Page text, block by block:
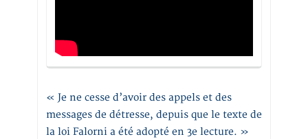
« Je ne cesse d’avoir des appels et des
messages de détresse, depuis que le texte de
la loi Falorni a été adopté en 3e lecture. »